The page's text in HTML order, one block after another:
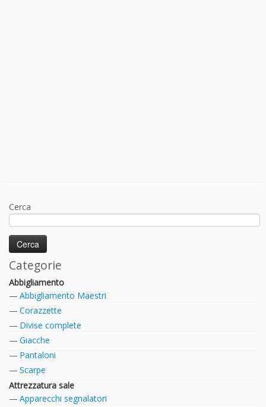
Cerca
Categorie
Abbigliamento
Abbigliamento Maestri
Corazzette
Divise complete
Giacche
Pantaloni
Scarpe
Attrezzatura sale
Apparecchi segnalatori